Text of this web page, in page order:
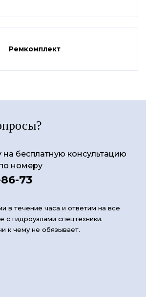
Ремкомплект
на бесплатную консультацию
номеру
73
в течение часа и ответим на все
с гидроузлами спецтехники.
к чему не обязывает.